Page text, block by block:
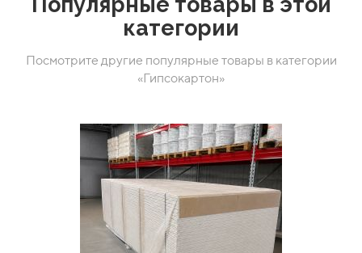
категории
Посмотрите другие популярные товары в категории
«Гипсокартон»